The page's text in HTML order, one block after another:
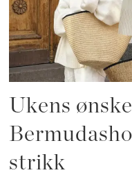
Ukens
strikk